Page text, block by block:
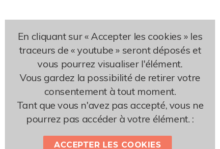
En cliquant sur « Accepter les cookies » les
traceurs de « youtube » seront déposés et
vous pourrez visualiser l'élément.
Vous gardez la possibilité de retirer votre
consentement à tout moment.
Tant que vous n'avez pas accepté, vous ne
pourrez pas accéder à votre élément. :
ACCEPTER LES COOKIES